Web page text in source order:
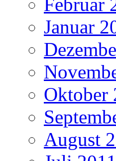
Januar
Oktober
August